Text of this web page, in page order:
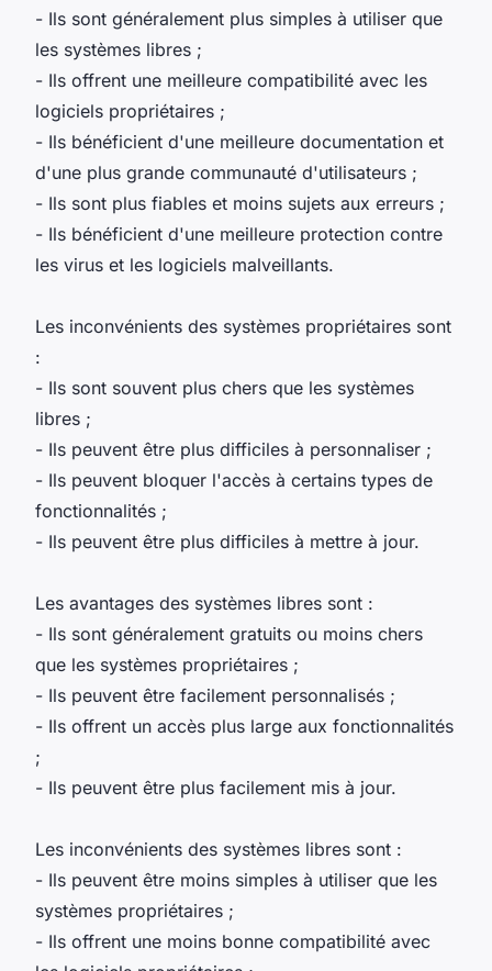
- Ils sont généralement plus simples à utiliser que
les systèmes libres ;
- Ils offrent une meilleure compatibilité avec les
logiciels propriétaires ;
- Ils bénéficient d'une meilleure documentation et
d'une plus grande communauté d'utilisateurs ;
- Ils sont plus fiables et moins sujets aux erreurs ;
- Ils bénéficient d'une meilleure protection contre
les virus et les logiciels malveillants.
Les inconvénients des systèmes propriétaires sont
:
- Ils sont souvent plus chers que les systèmes
libres ;
- Ils peuvent être plus difficiles à personnaliser ;
- Ils peuvent bloquer l'accès à certains types de
fonctionnalités ;
- Ils peuvent être plus difficiles à mettre à jour.
Les avantages des systèmes libres sont :
- Ils sont généralement gratuits ou moins chers
que les systèmes propriétaires ;
- Ils peuvent être facilement personnalisés ;
- Ils offrent un accès plus large aux fonctionnalités
;
- Ils peuvent être plus facilement mis à jour.
Les inconvénients des systèmes libres sont :
- Ils peuvent être moins simples à utiliser que les
systèmes propriétaires ;
- Ils offrent une moins bonne compatibilité avec